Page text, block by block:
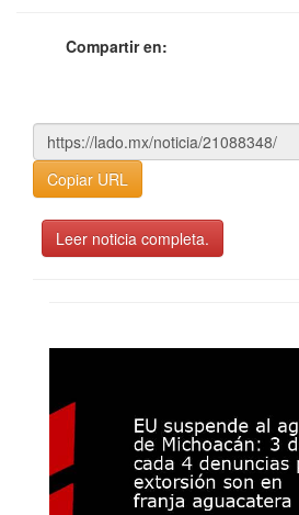
Compartir en:
Copiar URL
Leer noticia completa.